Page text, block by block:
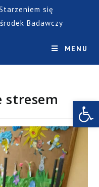
Open toolbar
się
Badawczy
MENU
stresem